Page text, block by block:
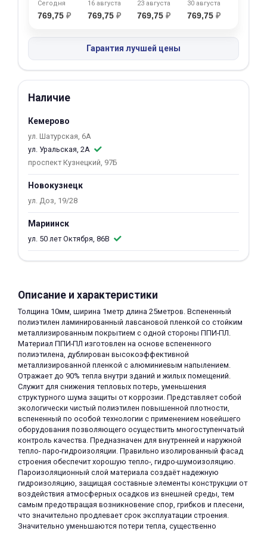
Сегодня
769,75 ₽
16 августа
769,75 ₽
23 августа
769,75 ₽
30 августа
769,75 ₽
Гарантия лучшей цены
Наличие
Кемерово
ул. Шатурская, 6А
ул. Уральская, 2А
проспект Кузнецкий, 97Б
Новокузнецк
ул. Доз, 19/28
Мариинск
ул. 50 лет Октября, 86В
Описание и характеристики
Толщина 10мм, ширина 1метр длина 25метров. Вспененный
полиэтилен ламинированный лавсановой пленкой со стойким
металлизированным покрытием с одной стороны ППИ-ПЛ.
Материал ППИ-ПЛ изготовлен на основе вспененного
полиэтилена, дублирован высокоэффективной
металлизированной пленкой с алюминиевым напылением.
Отражает до 90% тепла внутри зданий и жилых помещений.
Служит для снижения тепловых потерь, уменьшения
структурного шума защиты от коррозии. Представляет собой
экологически чистый полиэтилен повышенной плотности,
вспененный по особой технологии с применением новейшего
оборудования позволяющего осуществить многоступенчатый
контроль качества. Предназначен для внутренней и наружной
тепло- паро-гидроизоляции. Правильно изолированный фасад
строения обеспечит хорошую тепло-, гидро-шумоизоляцию.
Пароизоляционный слой материала создаёт надежную
гидроизоляцию, защищая составные элементы конструкции от
воздействия атмосферных осадков из внешней среды, тем
самым предотвращая возникновение спор, грибков и плесени,
что значительно продлевает срок эксплуатации строения.
Значительно уменьшаются потери тепла, существенно
об оплате Плайтом
недели
раз в 2 недели
Остались вопросы?